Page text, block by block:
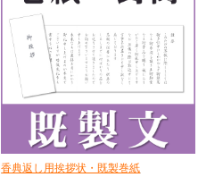
香典返し用挨拶状・既製巻紙